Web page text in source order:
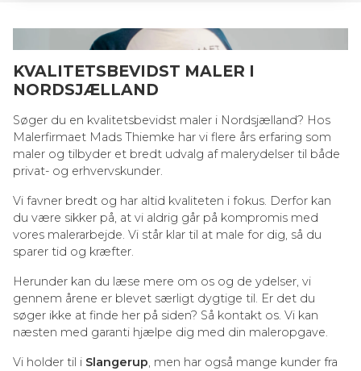
KVALITETSBEVIDST MALER I
NORDSJÆLLAND
Søger du en kvalitetsbevidst maler i Nordsjælland? Hos
Malerfirmaet Mads Thiemke har vi flere års erfaring som
maler og tilbyder et bredt udvalg af malerydelser til både
privat- og erhvervskunder.
Vi favner bredt og har altid kvaliteten i fokus. Derfor kan
du være sikker på, at vi aldrig går på kompromis med
vores malerarbejde. Vi står klar til at male for dig, så du
sparer tid og kræfter.
Herunder kan du læse mere om os og de ydelser, vi
gennem årene er blevet særligt dygtige til. Er det du
søger ikke at finde her på siden? Så kontakt os. Vi kan
næsten med garanti hjælpe dig med din maleropgave.
Vi holder til i Slangerup, men har også mange kunder fra